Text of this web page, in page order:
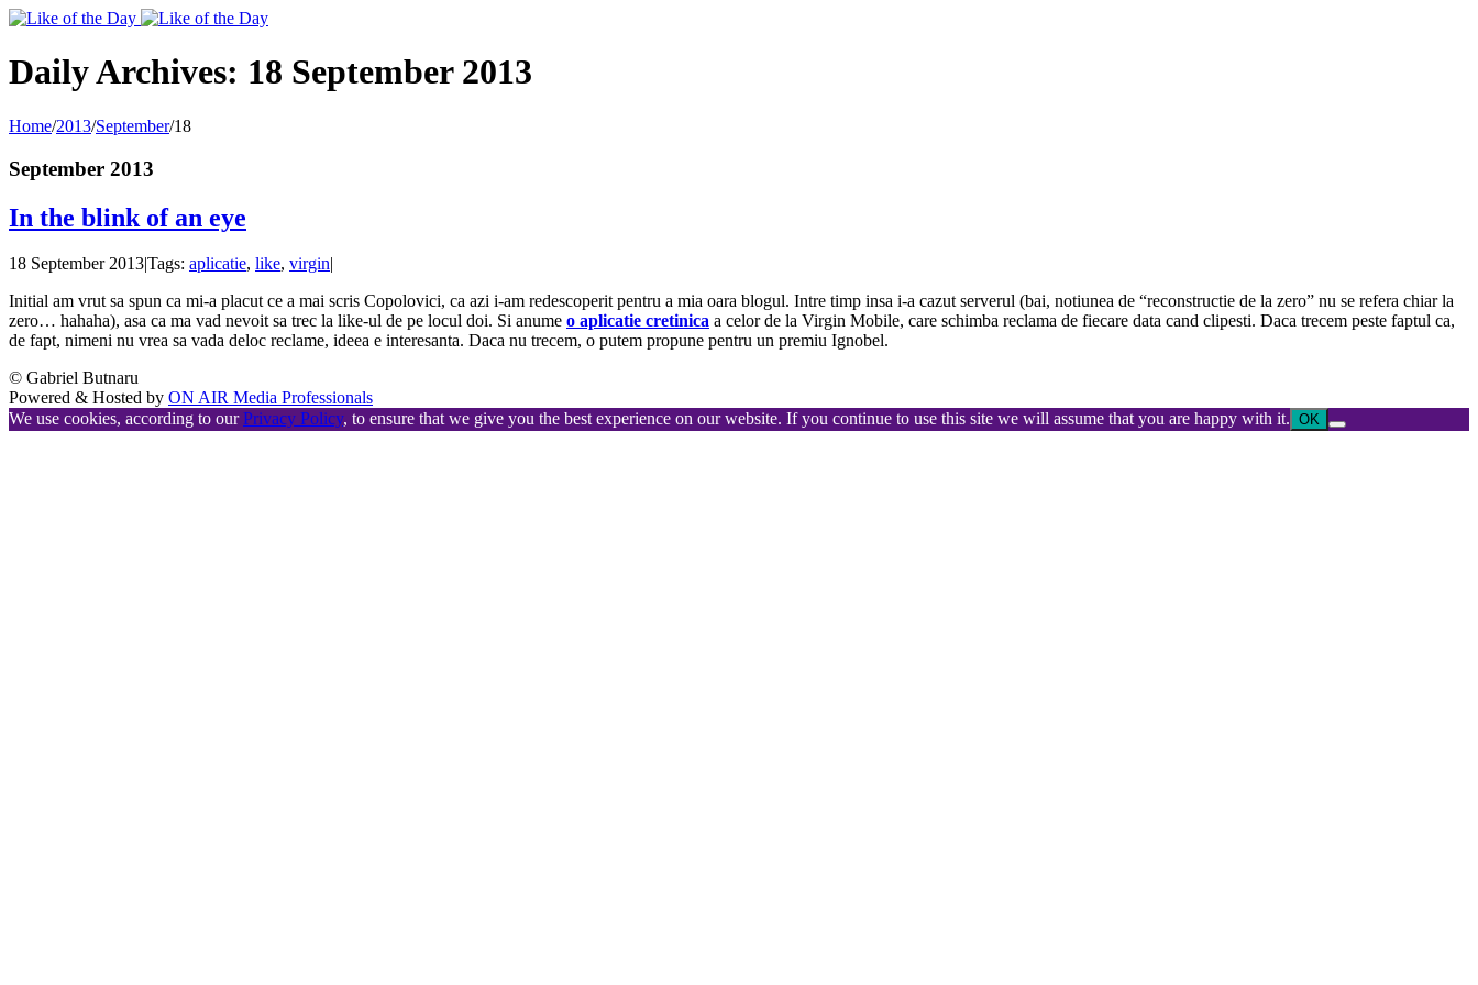
Toggle
Area
Daily Archives: 18 September 2013
Home/2013/September/18
September 2013
In the blink of an eye
18 September 2013|Tags: aplicatie, like, virgin|
Initial am vrut sa spun ca mi-a placut ce a mai scris Copolovici, ca azi i-am redescoperit pentru a mia oara blogul. Intre timp insa i-a cazut serverul (bai, notiunea de “reconstructie de la zero” nu se refera chiar la
zero… hahaha), asa ca ma vad nevoit sa trec la like-ul de pe locul doi. Si anume o aplicatie cretinica a celor de la Virgin Mobile, care schimba reclama de fiecare data cand clipesti. Daca trecem peste faptul ca,
de fapt, nimeni nu vrea sa vada deloc reclame, ideea e interesanta. Daca nu trecem, o putem propune pentru un premiu Ignobel.
© Gabriel Butnaru
Powered & Hosted by ON AIR Media Professionals
We use cookies, according to ourPrivacy Policy, to ensure that we give you the best experience on our website. If you continue to use this site we will assume that you are happy with it. OK